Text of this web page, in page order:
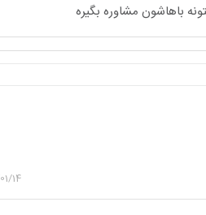
باهاشون مشاوره بگیره
14